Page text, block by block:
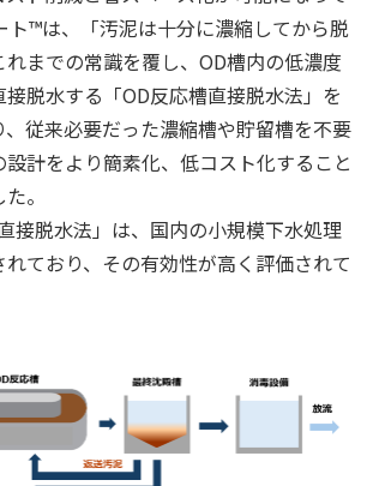
ト™は、「汚泥は十分に濃縮してから脱
までの常識を覆し、OD槽内の低濃度
脱水する「OD反応槽直接脱水法」を
従来必要だった濃縮槽や貯留槽を不要
設計をより簡素化、低コスト化すること
。
接脱水法」は、国内の小規模下水処理
ており、その有効性が高く評価されて